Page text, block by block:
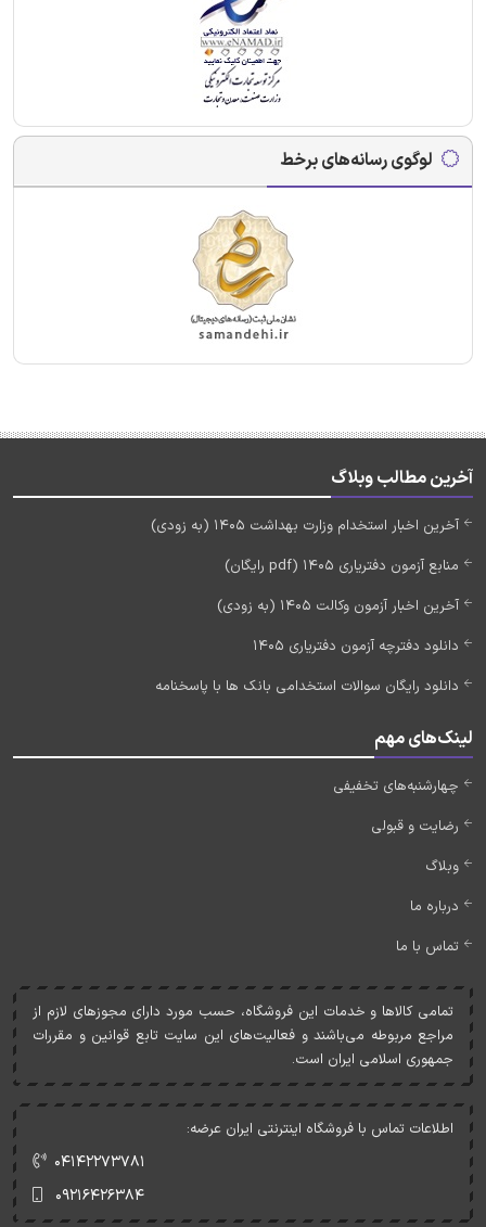
لوگوی رسانه‌های برخط
آخرین مطالب وبلاگ
آخرین اخبار استخدام وزارت بهداشت 1405 (به زودی)
منابع آزمون دفتریاری 1405 (pdf رایگان)
آخرین اخبار آزمون وکالت 1405 (به زودی)
دانلود دفترچه آزمون دفتریاری 1405
دانلود رایگان سوالات استخدامی بانک ها با پاسخنامه
لینک‌های مهم
چهارشنبه‌های تخفیفی
رضایت و قبولی
وبلاگ
درباره ما
تماس با ما
تمامی کالاها و خدمات اين فروشگاه، حسب مورد دارای مجوزهای لازم از
مراجع مربوطه می‌باشند و فعاليت‌های اين سايت تابع قوانين و مقررات
جمهوری اسلامی ايران است.
اطلاعات تماس با فروشگاه اینترنتی ایران عرضه:
۰۴۱۴۲۲۷۳۷۸۱
۰۹۲۱۶۴۲۶۳۸۴